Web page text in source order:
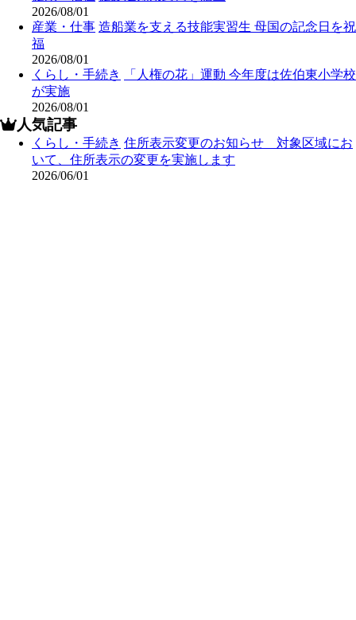
2026/08/01
産業・仕事 造船業を支える技能実習生 母国の記念日を祝
福
2026/08/01
くらし・手続き
「人権の花」運動 今年度は佐伯東小学校
が実施
2026/08/01
人気記事
くらし・手続き 住所表示変更のお知らせ 対象区域にお
いて、住所表示の変更を実施します
2026/06/01